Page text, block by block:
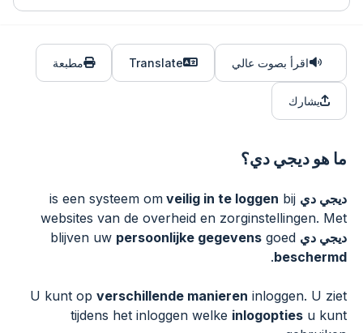
اقرأ بصوت عالي Translate مطبعة
يشارك
ما هو ديجي دي؟
ديجي دي veilig in te loggen bij
websites van de overheid en zorginstellingen. Met
ديجي دي
persoonlijke gegevens goed
beschermd
.
U kunt op verschillende manieren inloggen. U ziet
tijdens het inloggen welke inlogopties u kunt